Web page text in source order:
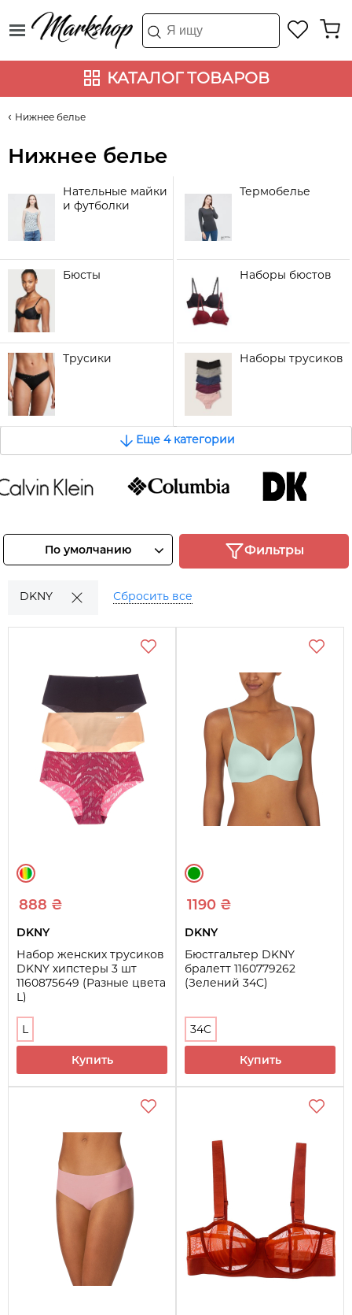
КАТАЛОГ ТОВАРОВ
Нижнее белье
Нижнее белье
Нательные майки
и футболки
Термобелье
Бюсты Наборы бюстов
Трусики Наборы трусиков
Еще 4 категории
Смотреть
Смотреть
товары
По умолчанию Фильтры
DKNY Сбросить все
888 ₴
DKNY
Набор женских трусиков
DKNY хипстеры 3 шт
1160875649 (Разные цвета
L)
L
Купить
1190 ₴
DKNY
Бюстгальтер DKNY
бралетт 1160779262
(Зелений 34C)
34C
Купить